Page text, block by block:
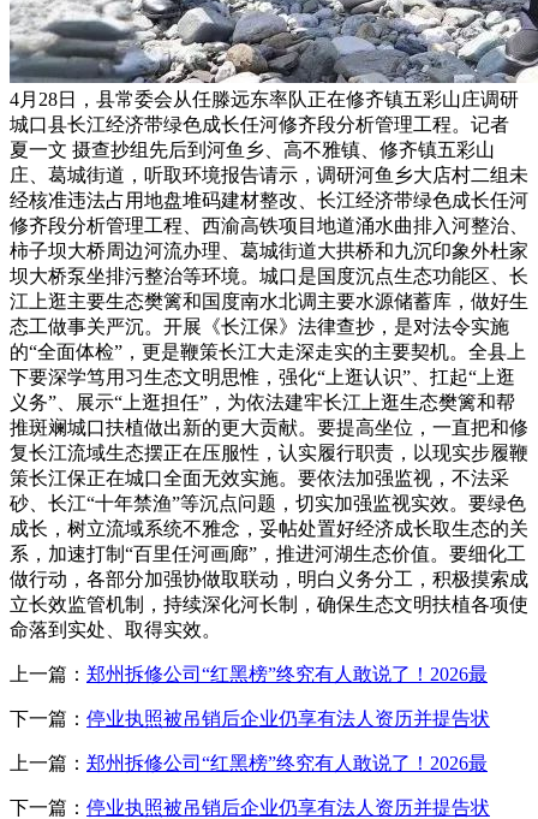
4月28日，县常委会从任滕远东率队正在修齐镇五彩山庄调研
城口县长江经济带绿色成长任河修齐段分析管理工程。记者
夏一文 摄查抄组先后到河鱼乡、高不雅镇、修齐镇五彩山
庄、葛城街道，听取环境报告请示，调研河鱼乡大店村二组未
经核准违法占用地盘堆码建材整改、长江经济带绿色成长任河
修齐段分析管理工程、西渝高铁项目地道涌水曲排入河整治、
柿子坝大桥周边河流办理、葛城街道大拱桥和九沉印象外杜家
坝大桥泵坐排污整治等环境。城口是国度沉点生态功能区、长
江上逛主要生态樊篱和国度南水北调主要水源储蓄库，做好生
态工做事关严沉。开展《长江保》法律查抄，是对法令实施
的“全面体检”，更是鞭策长江大走深走实的主要契机。全县上
下要深学笃用习生态文明思惟，强化“上逛认识”、扛起“上逛
义务”、展示“上逛担任”，为依法建牢长江上逛生态樊篱和帮
推斑斓城口扶植做出新的更大贡献。要提高坐位，一直把和修
复长江流域生态摆正在压服性，认实履行职责，以现实步履鞭
策长江保正在城口全面无效实施。要依法加强监视，不法采
砂、长江“十年禁渔”等沉点问题，切实加强监视实效。要绿色
成长，树立流域系统不雅念，妥帖处置好经济成长取生态的关
系，加速打制“百里任河画廊”，推进河湖生态价值。要细化工
做行动，各部分加强协做取联动，明白义务分工，积极摸索成
立长效监管机制，持续深化河长制，确保生态文明扶植各项使
命落到实处、取得实效。
上一篇： 郑州拆修公司“红黑榜”终究有人敢说了！2026最
下一篇： 停业执照被吊销后企业仍享有法人资历并提告状
上一篇： 郑州拆修公司“红黑榜”终究有人敢说了！2026最
下一篇： 停业执照被吊销后企业仍享有法人资历并提告状